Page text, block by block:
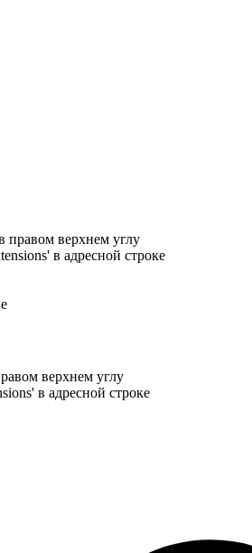
правом верхнем углу
в адресной строке
верхнем углу
в адресной строке